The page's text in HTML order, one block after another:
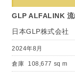
GLP ALFALINK 流
日本GLP株式会社
2024年8月
倉庫 108,677 sq m